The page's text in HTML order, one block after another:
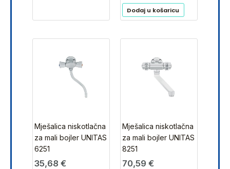
Dodaj u košaricu
Mješalica niskotlačna
za mali bojler UNITAS
6251
35,68 €
Mješalica niskotlačna
za mali bojler UNITAS
8251
70,59 €